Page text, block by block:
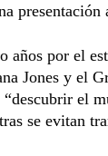
presentación
años por el
Jones y el
el
se evitan